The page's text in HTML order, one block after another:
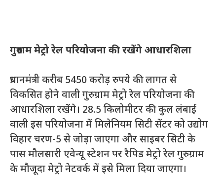
गुरुग्राम मेट्रो रेल परियोजना कीरखेंगेआधारशिला
प्रधानमंत्री करीब 5450 करोड़ रुपये की लागत से
विकसित होने वाली गुरुग्राम मेट्रो रेल परियोजना की
आधारशिला रखेंगे। 28.5 किलोमीटर की कुल लंबाई
वाली इस परियोजना में मिलेनियम सिटी सेंटर को उद्योग
विहार चरण-5 से जोड़ा जाएगा और साइबर सिटी के
पास मौलसारी एवेन्यू स्टेशन पर रैपिड मेट्रो रेल गुरुग्राम
के मौजूदा मेट्रो नेटवर्क में इसे मिला दिया जाएगा।